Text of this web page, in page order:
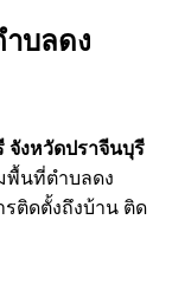
บลดง
จังหวัดปราจีนบุรี
พื้นที่ตำบลดง
ติดตั้งถึงบ้าน ติด